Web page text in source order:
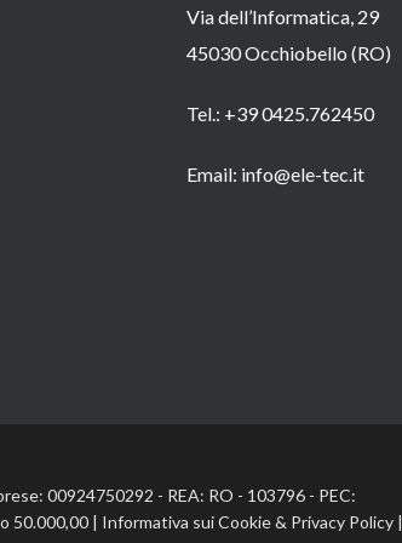
Via dell’Informatica, 29
45030 Occhiobello (RO)
Tel.: +39 0425.762450
Email: info@ele-tec.it
00924750292 - REA: RO - 103796 - PEC:
50.000,00 | Informativa sui Cookie& Privacy Policy|